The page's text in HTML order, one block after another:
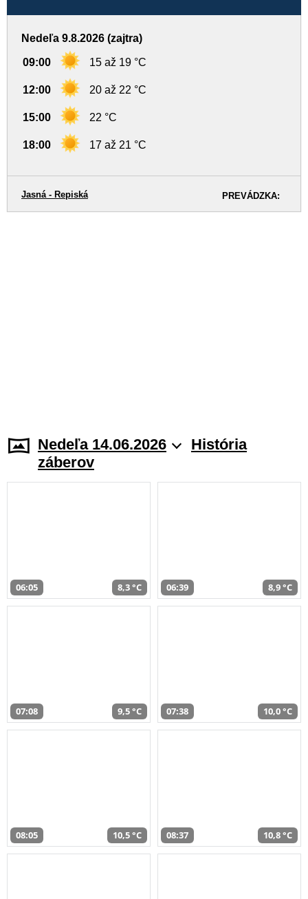
Nedeľa 9.8.2026 (zajtra)
09:00 15 až 19 °C
12:00 20 až 22 °C
15:00 22 °C
18:00 17 až 21 °C
PREVÁDZKA:
Jasná - Repiská
Nedeľa 14.06.2026
História
záberov
06:05 8,3 °C 06:39 8,9 °C
07:08 9,5 °C 07:38 10,0 °C
08:05 10,5 °C 08:37 10,8 °C